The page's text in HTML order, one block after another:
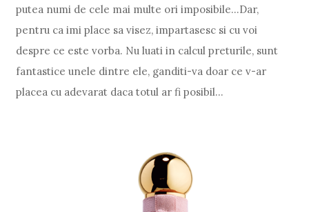
putea numi de cele mai multe ori imposibile...Dar,
pentru ca imi place sa visez, impartasesc si cu voi
despre ce este vorba. Nu luati in calcul preturile, sunt
fantastice unele dintre ele, ganditi-va doar ce v-ar
placea cu adevarat daca totul ar fi posibil...